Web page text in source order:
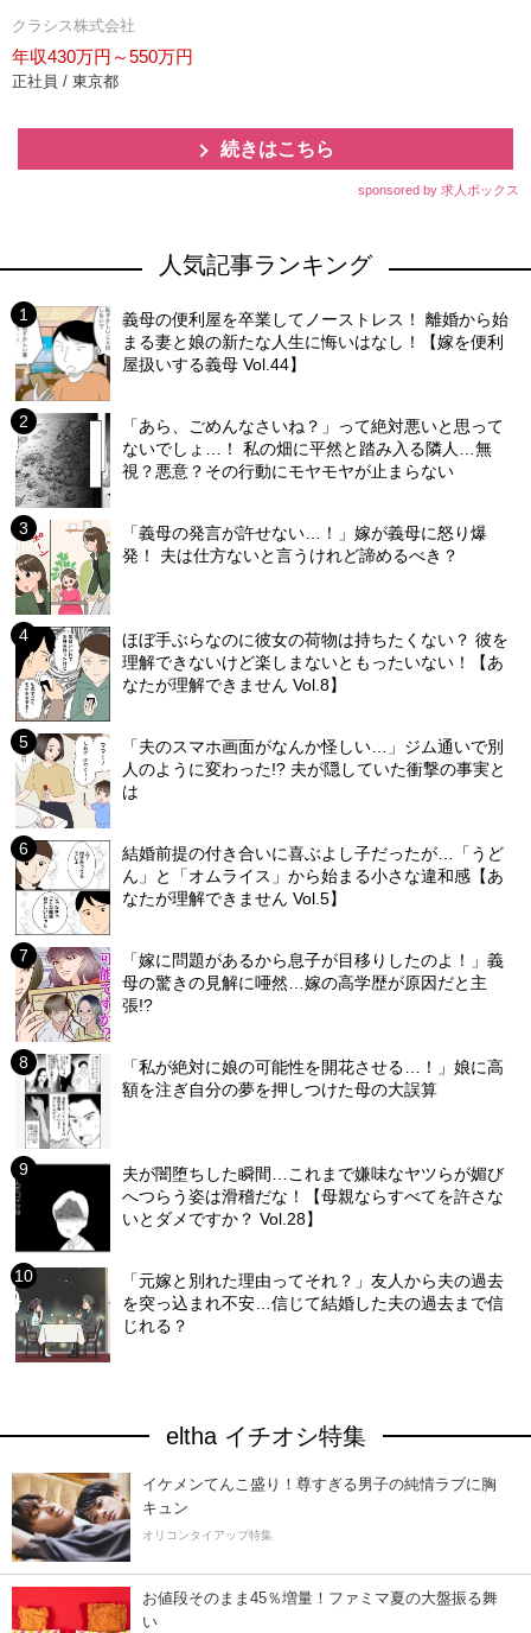
クラシス株式会社
年収430万円～550万円
正社員 / 東京都
続きはこちら
sponsored by 求人ボックス
人気記事ランキング
義母の便利屋を卒業してノーストレス！ 離婚から始
まる妻と娘の新たな人生に悔いはなし！【嫁を便利
屋扱いする義母 Vol.44】
「あら、ごめんなさいね？」って絶対悪いと思って
ないでしょ…！ 私の畑に平然と踏み入る隣人…無
視？悪意？その行動にモヤモヤが止まらない
「義母の発言が許せない…！」嫁が義母に怒り爆
発！ 夫は仕方ないと言うけれど諦めるべき？
ほぼ手ぶらなのに彼女の荷物は持ちたくない？ 彼を
理解できないけど楽しまないともったいない！【あ
なたが理解できません Vol.8】
「夫のスマホ画面がなんか怪しい…」ジム通いで別
人のように変わった!? 夫が隠していた衝撃の事実と
は
結婚前提の付き合いに喜ぶよし子だったが…「うど
ん」と「オムライス」から始まる小さな違和感【あ
なたが理解できません Vol.5】
「嫁に問題があるから息子が目移りしたのよ！」義
母の驚きの見解に唖然…嫁の高学歴が原因だと主
張!?
「私が絶対に娘の可能性を開花させる…！」娘に高
額を注ぎ自分の夢を押しつけた母の大誤算
夫が闇堕ちした瞬間…これまで嫌味なヤツらが媚び
へつらう姿は滑稽だな！【母親ならすべてを許さな
いとダメですか？ Vol.28】
「元嫁と別れた理由ってそれ？」友人から夫の過去
を突っ込まれ不安…信じて結婚した夫の過去まで信
じれる？
eltha イチオシ特集
イケメンてんこ盛り！尊すぎる男子の純情ラブに胸
キュン
オリコンタイアップ特集
お値段そのまま45％増量！ファミマ夏の大盤振る舞
い